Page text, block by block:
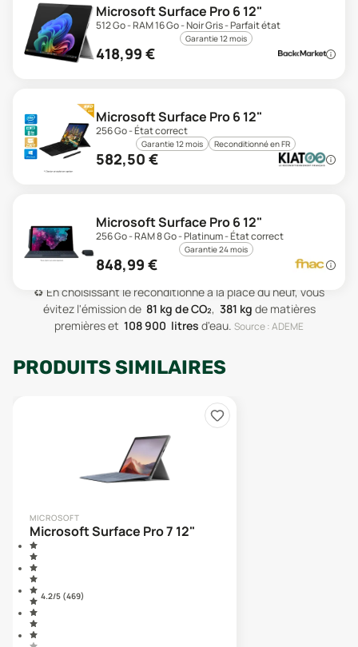
Microsoft Surface Pro 6 12"
512 Go - RAM 16 Go - Noir Gris - Parfait état
Garantie 12 mois
418,99 €
Microsoft Surface Pro 6 12"
256 Go - État correct
Garantie 12 mois Reconditionné en FR
582,50 €
Microsoft Surface Pro 6 12"
256 Go - RAM 8 Go - Platinum - État correct
Garantie 24 mois
848,99 €
♻️ En choisissant le reconditionné à la place du neuf, vous
évitez l'émission de 81 kg de CO₂, 381 kg de matières
premièreset 108 900 litres d'eau. Source : ADEME
PRODUITS SIMILAIRES
MICROSOFT
Microsoft Surface Pro 7 12"
4.2/5 (469)